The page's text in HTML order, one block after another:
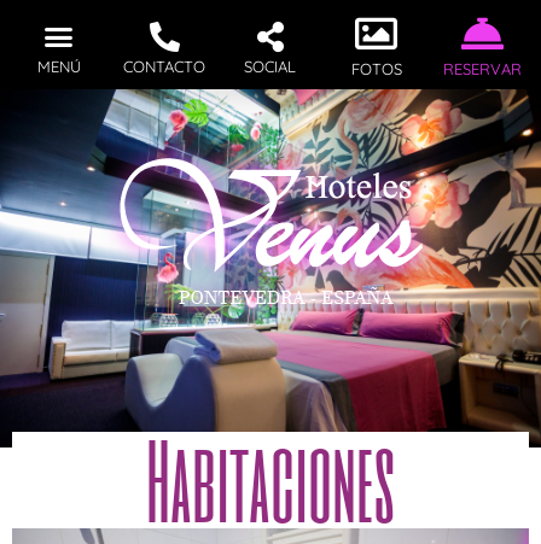
MENÚ CONTACTO SOCIAL FOTOS RESERVAR
Habitaciones